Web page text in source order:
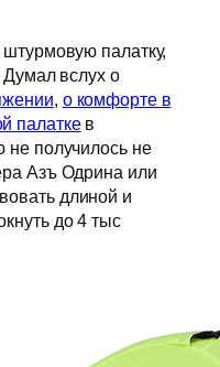
штурмовую палатку,
Думал вслух о
, о комфорте в
палаткев
не получилось не
Азъ Одрина или
длиной и
до 4 тыс